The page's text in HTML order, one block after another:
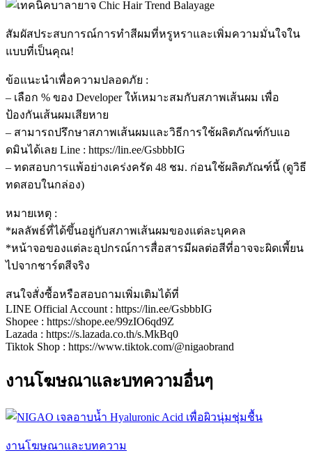
สัมผัสประสบการณ์การทำสีผมที่หรูหราและเพิ่มความมั่นใจใน
แบบที่เป็นคุณ!
ข้อแนะนำเพื่อความปลอดภัย :
– เลือก % ของ Developer ให้เหมาะสมกับสภาพเส้นผม เพื่อ
ป้องกันเส้นผมเสียหาย
– สามารถปรึกษาสภาพเส้นผมและวิธีการใช้ผลิตภัณฑ์กับแอ
ดมินได้เลย Line : https://lin.ee/GsbbbIG
– ทดสอบการแพ้อย่างเคร่งครัด 48 ชม. ก่อนใช้ผลิตภัณฑ์นี้ (ดูวิธี
ทดสอบในกล่อง)
หมายเหตุ :
*ผลลัพธ์ที่ได้ขึ้นอยู่กับสภาพเส้นผมของแต่ละบุคคล
*หน้าจอของแต่ละอุปกรณ์การสื่อสารมีผลต่อสีที่อาจจะผิดเพี้ยน
ไปจากชาร์ตสีจริง
สนใจสั่งซื้อหรือสอบถามเพิ่มเติมได้ที่
LINE Official Account : https://lin.ee/GsbbbIG
Shopee : https://shope.ee/99zIO6qd9Z
Lazada : https://s.lazada.co.th/s.MkBq0
Tiktok Shop : https://www.tiktok.com/@nigaobrand
งานโฆษณาและบทความอื่นๆ
งานโฆษณาและบทความ